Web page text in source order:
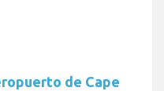
de Cape